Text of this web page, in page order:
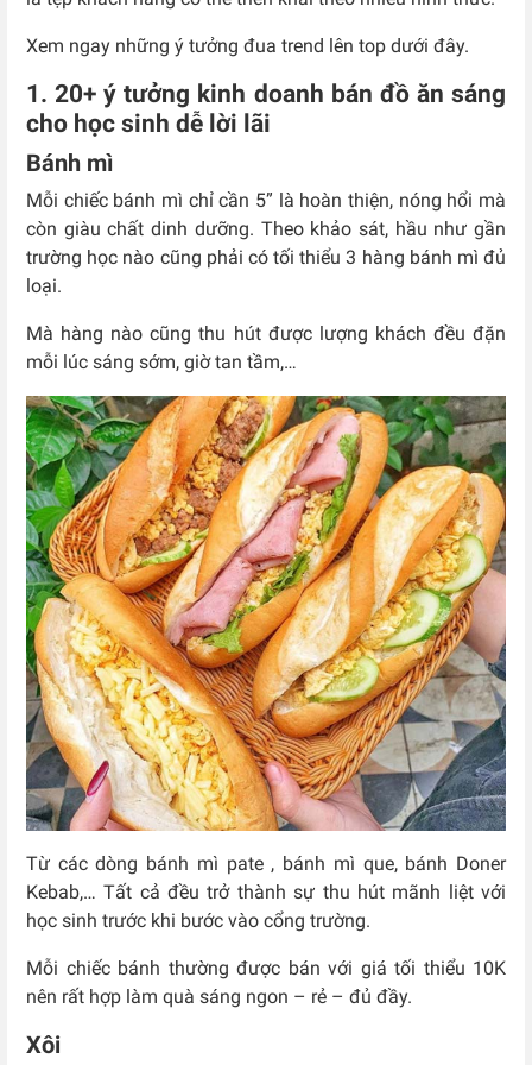
Xem ngay những ý tưởng đua trend lên top dưới đây.
1. 20+ ý tưởng kinh doanh bán đồ ăn sáng
cho học sinh dễ lời lãi
Bánh mì
Mỗi chiếc bánh mì chỉ cần 5” là hoàn thiện, nóng hổi mà
còn giàu chất dinh dưỡng. Theo khảo sát, hầu như gần
trường học nào cũng phải có tối thiểu 3 hàng bánh mì đủ
loại.
Mà hàng nào cũng thu hút được lượng khách đều đặn
mỗi lúc sáng sớm, giờ tan tầm,…
Từ các dòng bánh mì pate , bánh mì que, bánh Doner
Kebab,… Tất cả đều trở thành sự thu hút mãnh liệt với
học sinh trước khi bước vào cổng trường.
Mỗi chiếc bánh thường được bán với giá tối thiểu 10K
nên rất hợp làm quà sáng ngon – rẻ – đủ đầy.
Xôi